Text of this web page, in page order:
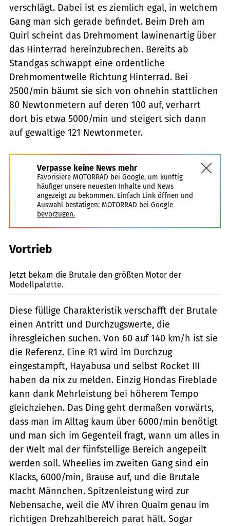
verschlägt. Dabei ist es ziemlich egal, in welchem
Gang man sich gerade befindet. Beim Dreh am
Quirl scheint das Drehmoment lawinenartig über
das Hinterrad hereinzubrechen. Bereits ab
Standgas schwappt eine ordentliche
Drehmomentwelle Richtung Hinterrad. Bei
2500/min bäumt sie sich von ohnehin stattlichen
80 Newtonmetern auf deren 100 auf, verharrt
dort bis etwa 5000/min und steigert sich dann
auf gewaltige 121 Newtonmeter.
Verpasse keine News mehr
Favorisiere MOTORRAD bei Google, um künftig
häufiger unsere neuesten Inhalte und News
angezeigt zu bekommen. Einfach Link öffnen und
Auswahl bestätigen: MOTORRAD bei Google
bevorzugen.
Vortrieb
Jetzt bekam die Brutale den größten Motor der
Modellpalette.
Diese füllige Charakteristik verschafft der Brutale
einen Antritt und Durchzugswerte, die
ihresgleichen suchen. Von 60 auf 140 km/h ist sie
die Referenz. Eine R1 wird im Durchzug
eingestampft, Hayabusa und selbst Rocket III
haben da nix zu melden. Einzig Hondas Fireblade
kann dank Mehrleistung bei höherem Tempo
gleichziehen. Das Ding geht dermaßen vorwärts,
dass man im Alltag kaum über 6000/min benötigt
und man sich im Gegenteil fragt, wann um alles in
der Welt mal der fünfstellige Bereich angepeilt
werden soll. Wheelies im zweiten Gang sind ein
Klacks, 6000/min, Brause auf, und die Brutale
macht Männchen. Spitzenleistung wird zur
Nebensache, weil die MV ihren Qualm genau im
richtigen Drehzahlbereich parat hält. Sogar